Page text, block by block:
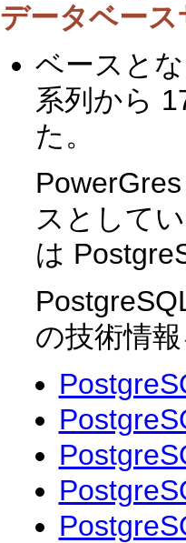
データベース
ベースと
系列から
た。
スとして
は
の技術情